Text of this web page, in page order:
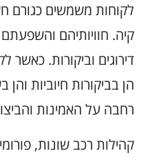
לקוחות משמשים כגורם
קיה. חוויותיהם
דירוגים וביקורות. כאשר
הן בביקורות חיוביות
רחבה על האמינות
קהילות רכב שונות,